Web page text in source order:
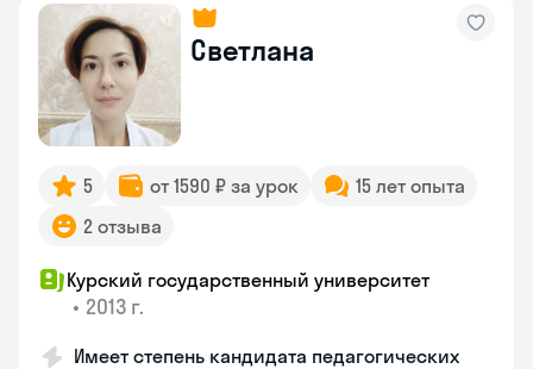
Светлана
5 от 1590 ₽ за урок
15 лет опыта
2 отзыва
Курский государственный университет
• 2013 г.
Имеет степень кандидата педагогических